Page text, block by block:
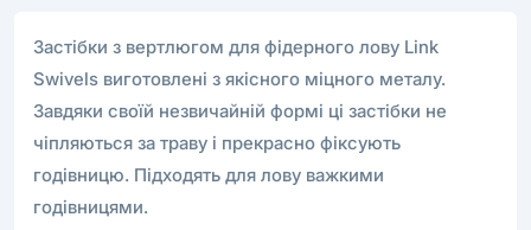
Застібки з вертлюгом для фідерного лову Link
Swivels виготовлені з якісного міцного металу.
Завдяки своїй незвичайній формі ці застібки не
чіпляються за траву і прекрасно фіксують
годівницю. Підходять для лову важкими
годівницями.